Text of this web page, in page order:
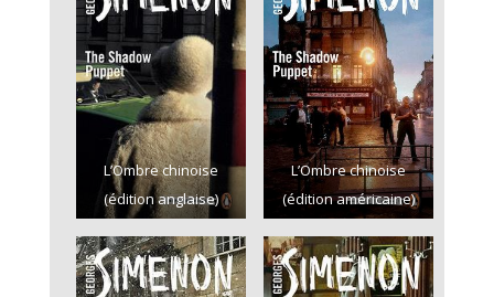
L’Ombre chinoise
(édition anglaise)
L’Ombre chinoise
(édition américaine)